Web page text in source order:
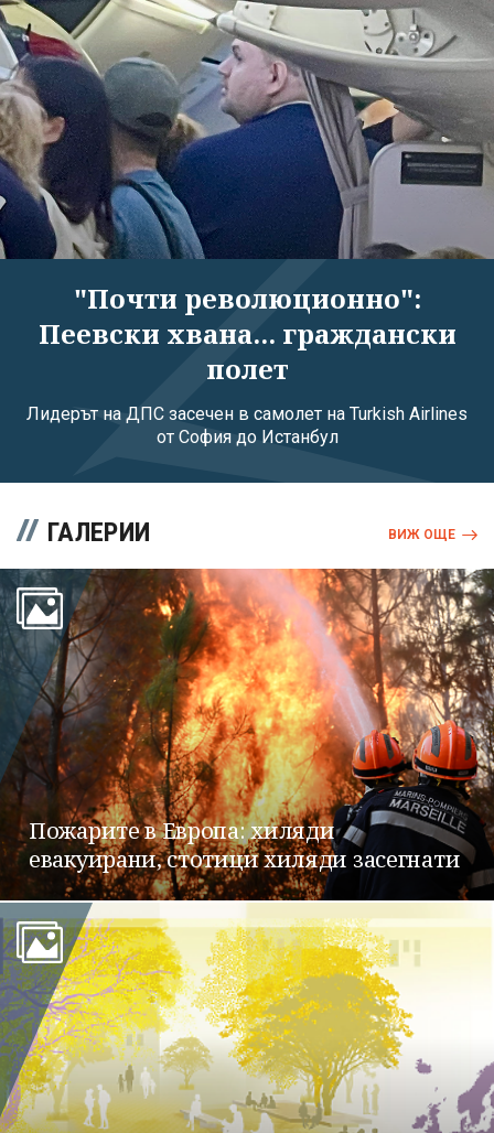
"Почти революционно":
Пеевски хвана... граждански
полет
Лидерът на ДПС засечен в самолет на Turkish Airlines
от София до Истанбул
ГАЛЕРИИ ВИЖ ОЩЕ
Пожарите в Европа: хиляди
евакуирани, стотици хиляди засегнати